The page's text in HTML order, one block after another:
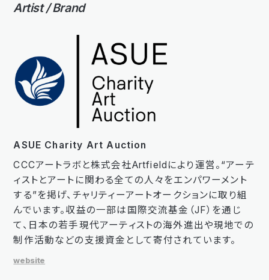
Artist / Brand
ASUE Charity Art Auction
CCCアートラボと株式会社Artfieldにより運営。“アーテ
ィストとアートに関わる全ての人々をエンパワーメント
する”を掲げ、チャリティーアートオークションに取り組
んでいます。収益の一部は国際交流基金（JF）を通じ
て、日本の若手現代アーティストの海外進出や現地での
制作活動などの支援資金として寄付されています。
website